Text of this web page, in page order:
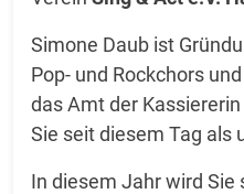
Simone Daub ist
Pop- und Rockchors
das Amt der
Sie seit diesem Tag als
In diesem Jahr wird Sie